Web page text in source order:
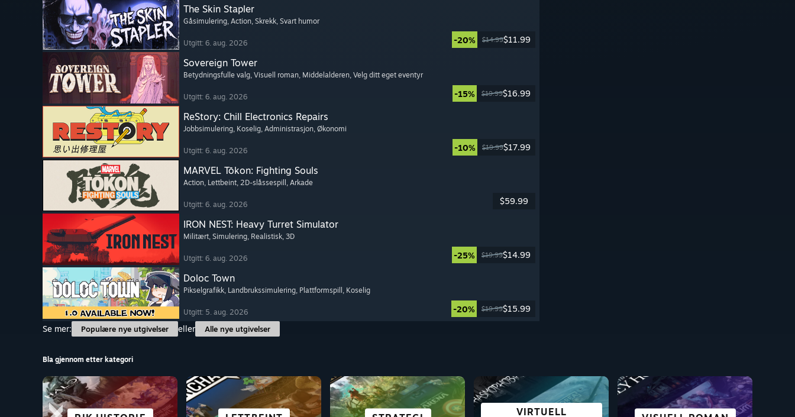
The Skin Stapler
Gåsimulering, Action, Skrekk, Svart humor
Utgitt: 6. aug. 2026 -20% $14.99$11.99
Sovereign Tower
Betydningsfulle valg, Visuell roman, Middelalderen, Velg ditt eget eventyr
Utgitt: 6. aug. 2026 -15% $19.99$16.99
ReStory: Chill Electronics Repairs
Jobbsimulering, Koselig, Administrasjon, Økonomi
Utgitt: 6. aug. 2026 -10% $19.99$17.99
MARVEL Tōkon: Fighting Souls
Action, Lettbeint, 2D-slåssespill , Arkade
Utgitt: 6. aug. 2026 $59.99
IRON NEST: Heavy Turret Simulator
Militært, Simulering, Realistisk, 3D
Utgitt: 6. aug. 2026 -25% $19.99$14.99
Doloc Town
Pikselgrafikk, Landbrukssimulering, Plattformspill , Koselig
Utgitt: 5. aug. 2026 -20% $19.99$15.99
Se mer:
Populære nye utgivelser eller Alle nye utgivelser
Bla gjennom etter kategori
VIRTUELL
SCI-FI OG